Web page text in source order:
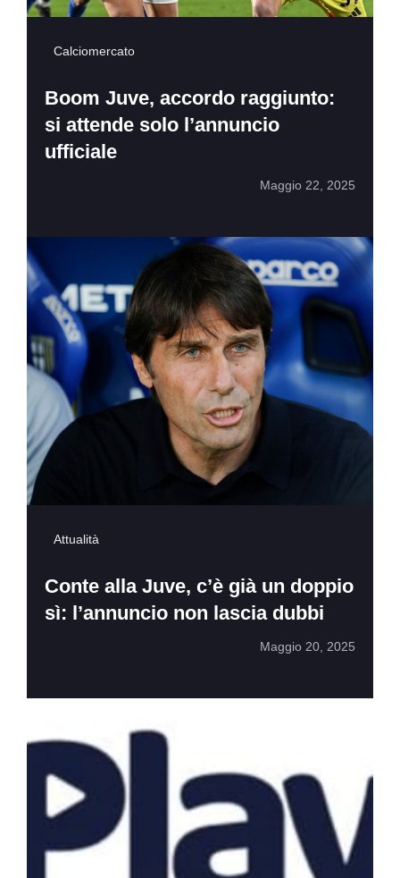
Calciomercato
Boom Juve, accordo raggiunto:
si attende solo l’annuncio
ufficiale
Maggio 22, 2025
Attualità
Conte alla Juve, c’è già un doppio
sì: l’annuncio non lascia dubbi
Maggio 20, 2025